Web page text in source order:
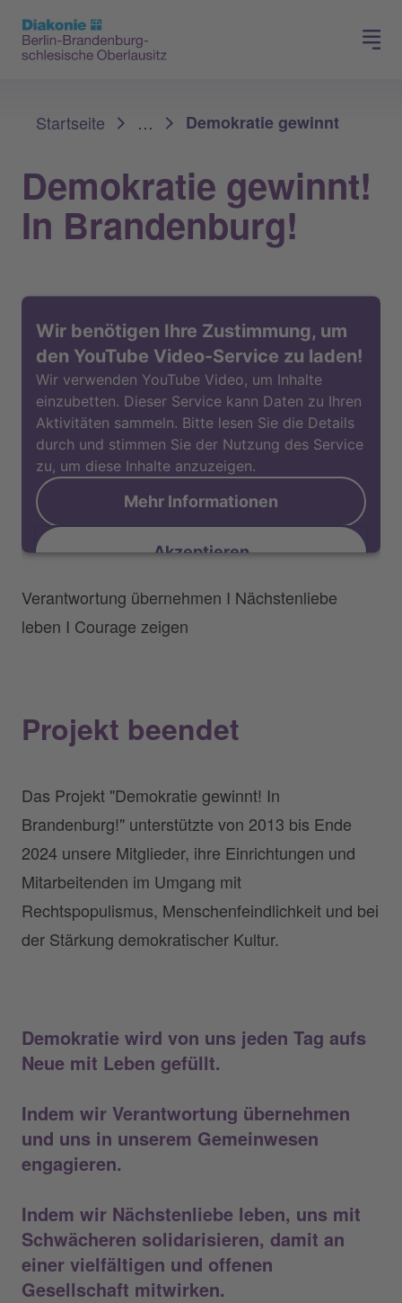
Presse
Startseite
… Demokratie gewinnt
Demokratie gewinnt!
In Brandenburg!
Wir benötigen Ihre Zustimmung, um
den YouTube Video-Service zu laden!
Wir verwenden YouTube Video, um Inhalte
einzubetten. Dieser Service kann Daten zu Ihren
Aktivitäten sammeln. Bitte lesen Sie die Details
durch und stimmen Sie der Nutzung des Service
zu, um diese Inhalte anzuzeigen.
Mehr Informationen
Akzeptieren
Verantwortung übernehmen I Nächstenliebe
leben I Courage zeigen
Projekt beendet
Das Projekt "Demokratie gewinnt! In
Brandenburg!" unterstützte von 2013 bis Ende
2024 unsere Mitglieder, ihre Einrichtungen und
Mitarbeitenden im Umgang mit
Rechtspopulismus, Menschenfeindlichkeit und bei
der Stärkung demokratischer Kultur.
Demokratie wird von uns jeden Tag aufs
Neue mit Leben gefüllt.
Indem wir Verantwortung übernehmen
und uns in unserem Gemeinwesen
engagieren.
Indem wir Nächstenliebe leben, uns mit
Schwächeren solidarisieren, damit an
einer vielfältigen und offenen
Gesellschaft mitwirken.